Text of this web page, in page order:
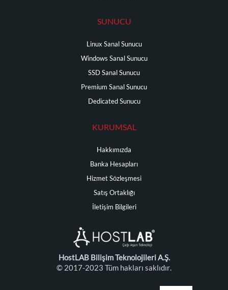
SUNUCU
Linux Sanal Sunucu
Windows Sanal Sunucu
SSD Sanal Sunucu
Premium Sanal Sunucu
Dedicated Sunucu
KURUMSAL
Hakkımızda
Banka Hesapları
Hizmet Sözleşmesi
Satış Ortaklığı
İletişim Bilgileri
HostLAB Bilişim Teknolojileri A.Ş.
© 2017-2023 Tüm hakları saklıdır.